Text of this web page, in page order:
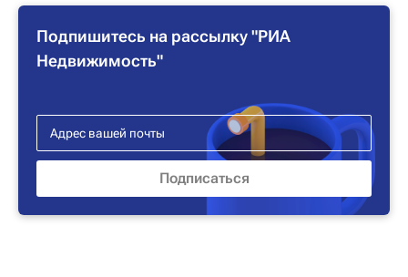
Подпишитесь на рассылку "РИА
Недвижимость"